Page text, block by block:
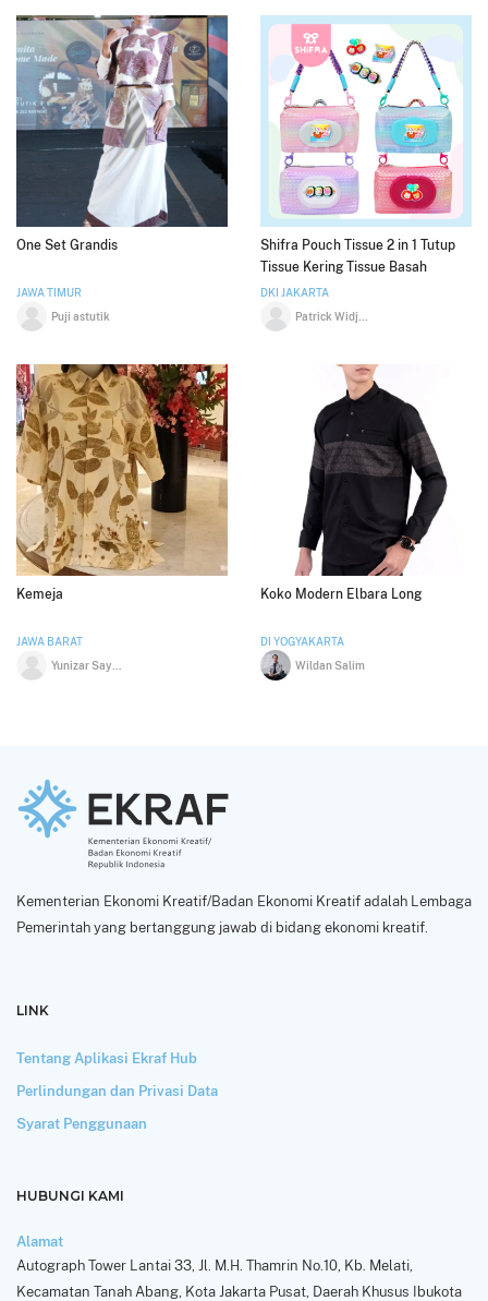
One Set Grandis
JAWA TIMUR
Puji astutik
Shifra Pouch Tissue 2 in 1 Tutup
Tissue Kering Tissue Basah
Braided Hologram Tali Makrame
Colorful
DKI JAKARTA
Kemeja
JAWA BARAT
Koko Modern Elbara Long
DI YOGYAKARTA
Wildan Salim
Kementerian Ekonomi Kreatif/Badan Ekonomi Kreatif adalah Lembaga
Pemerintah yang bertanggung jawab di bidang ekonomi kreatif.
LINK
Tentang Aplikasi Ekraf Hub
Perlindungan dan Privasi Data
Syarat Penggunaan
HUBUNGI KAMI
Alamat
Autograph Tower Lantai 33, Jl. M.H. Thamrin No.10, Kb. Melati,
Kecamatan Tanah Abang, Kota Jakarta Pusat, Daerah Khusus Ibukota